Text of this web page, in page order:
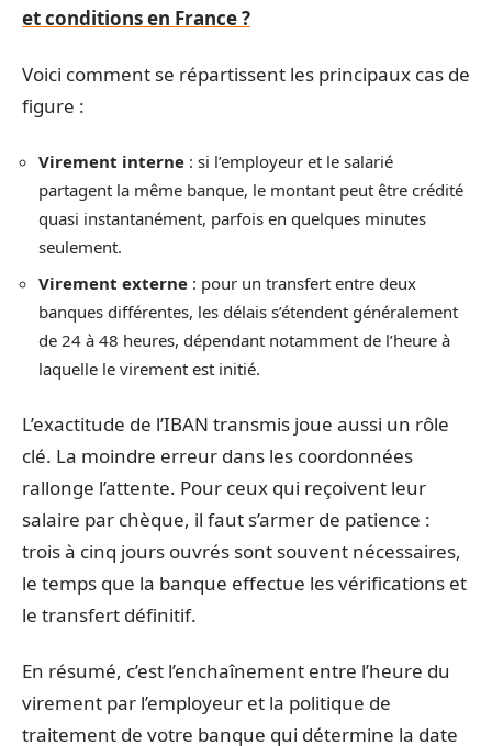
et conditions en France ?
Voici comment se répartissent les principaux cas de
figure :
Virement interne : si l’employeur et le salarié
partagent la même banque, le montant peut être crédité
quasi instantanément, parfois en quelques minutes
seulement.
Virement externe : pour un transfert entre deux
banques différentes, les délais s’étendent généralement
de 24 à 48 heures, dépendant notamment de l’heure à
laquelle le virement est initié.
L’exactitude de l’IBAN transmis joue aussi un rôle
clé. La moindre erreur dans les coordonnées
rallonge l’attente. Pour ceux qui reçoivent leur
salaire par chèque, il faut s’armer de patience :
trois à cinq jours ouvrés sont souvent nécessaires,
le temps que la banque effectue les vérifications et
le transfert définitif.
En résumé, c’est l’enchaînement entre l’heure du
virement par l’employeur et la politique de
traitement de votre banque qui détermine la date